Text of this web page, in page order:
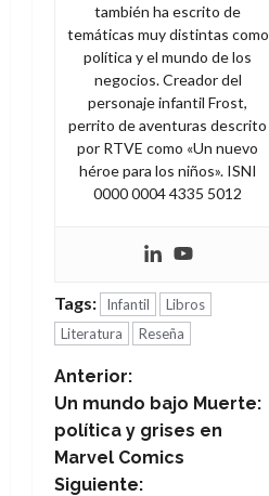
también ha escrito de
temáticas muy distintas como
política y el mundo de los
negocios. Creador del
personaje infantil Frost,
perrito de aventuras descrito
por RTVE como «Un nuevo
héroe para los niños». ISNI
0000 0004 4335 5012
Tags: Infantil
Libros
Literatura
Reseña
N
a
v
Anterior:
Un mundo bajo Muerte:
política y grises en
Marvel Comics
Siguiente: